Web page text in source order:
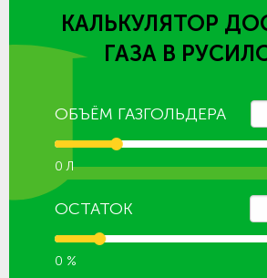
КАЛЬКУЛЯТОР
ГАЗА В
ОБЪЁМ ГАЗГОЛЬДЕРА
0 Л
ОСТАТОК
0 %